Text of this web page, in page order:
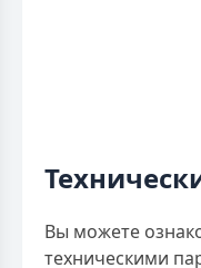
Вы можете
техническими